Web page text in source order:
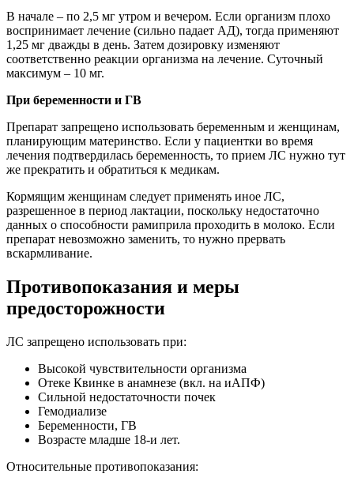
В начале – по 2,5 мг утром и вечером. Если организм плохо
воспринимает лечение (сильно падает АД), тогда применяют
1,25 мг дважды в день. Затем дозировку изменяют
соответственно реакции организма на лечение. Суточный
максимум – 10 мг.
При беременности и ГВ
Препарат запрещено использовать беременным и женщинам,
планирующим материнство. Если у пациентки во время
лечения подтвердилась беременность, то прием ЛС нужно тут
же прекратить и обратиться к медикам.
Кормящим женщинам следует применять иное ЛС,
разрешенное в период лактации, поскольку недостаточно
данных о способности рамиприла проходить в молоко. Если
препарат невозможно заменить, то нужно прервать
вскармливание.
Противопоказания и меры
предосторожности
ЛС запрещено использовать при:
Высокой чувствительности организма
Отеке Квинке в анамнезе (вкл. на иАПФ)
Сильной недостаточности почек
Гемодиализе
Беременности, ГВ
Возрасте младше 18-и лет.
Относительные противопоказания: